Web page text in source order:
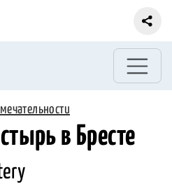
в Бресте